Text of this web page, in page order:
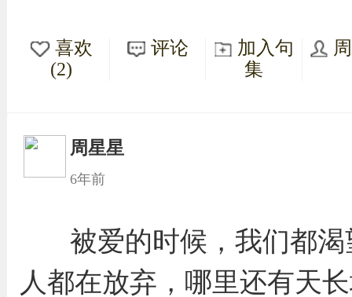
喜欢
(2)
评论
加入句
集
周星星
6年前
被爱的时候，我们都
人都在放弃，哪里还有天